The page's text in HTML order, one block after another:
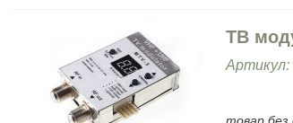
ТВ
Артикул:
товар